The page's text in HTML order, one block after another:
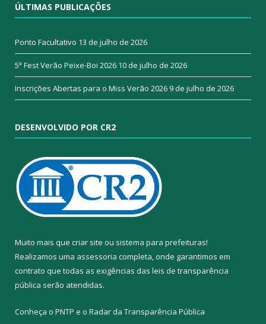
ÚLTIMAS PUBLICAÇÕES
Ponto Facultativo 13 de julho de 2026
5ª Fest Verão Peixe-Boi 2026 10 de julho de 2026
Inscrições Abertas para o Miss Verão 20269 de julho de 2026
DESENVOLVIDO POR CR2
Muito mais que criar site ou sistema para prefeituras!
Realizamos uma assessoria completa, onde garantimos em
contrato que todas as exigências das leis de transparência
pública serão atendidas.
Conheça o PNTP e o Radar da Transparência Pública